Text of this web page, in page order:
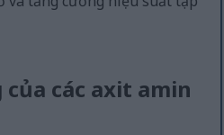
của các axit amin